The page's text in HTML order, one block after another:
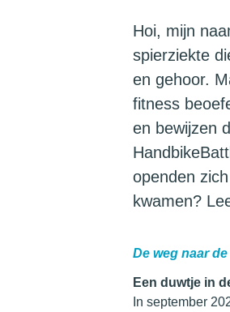
Hoi, mijn
spierziekte
en gehoor.
fitness
en bewijzen
openden
kwamen?
De weg naar
Een duwtje in
In september